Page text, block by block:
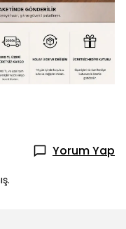
Yorum Yap